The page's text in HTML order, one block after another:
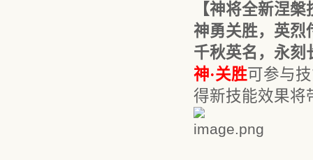
【神将全新涅槃
神勇关胜，英烈
千秋英名，永刻
神·关胜可参与
得新技能效果将